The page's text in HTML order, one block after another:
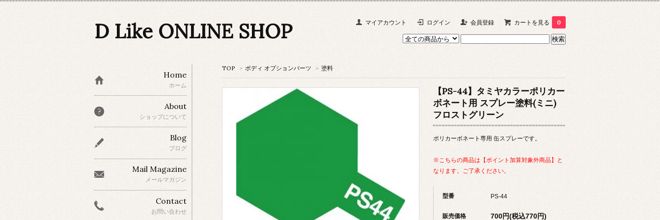
マイアカウント ログイン 会員登録 カートを見る 0
D Like ONLINE SHOP
TOP > ボディ オプションパーツ > 塗料
【PS-44】タミヤカラーポリカー
ボネート用 スプレー塗料(ミニ)
フロストグリーン
ポリカーボネート専用 缶スプレーです。
※こちらの商品は【ポイント加算対象外商品】と
なります。ご了承ください。
型番 PS-44
販売価格 700円(税込770円)
Home
ホーム
About
ショップについて
Blog
ブログ
Mail Magazine
メールマガジン
Contact
お問い合わせ